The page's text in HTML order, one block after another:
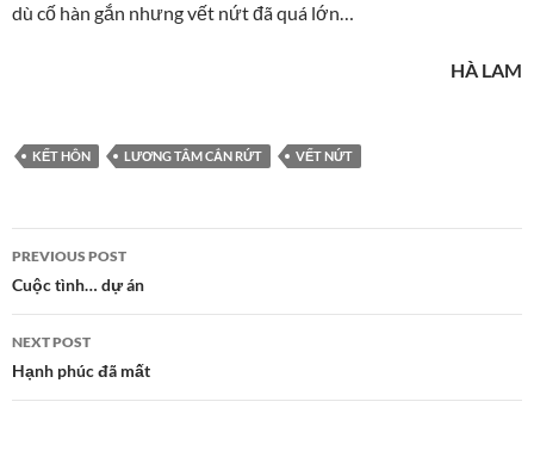
dù cố hàn gắn nhưng vết nứt đã quá lớn…
HÀ LAM
KẾT HÔN LƯƠNG TÂM CẮN RỨT VẾT NỨT
Post
navigation
PREVIOUS POST
Cuộc tình… dự án
NEXT POST
Hạnh phúc đã mất